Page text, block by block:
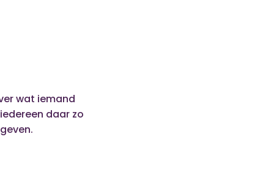
wat iemand
daar zo